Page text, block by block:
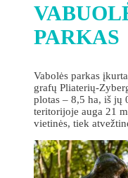
PARKAS
Vabolės parkas
grafų Pliaterių-
plotas – 8,5 ha, iš jų
teritorijoje auga 21
vietinės, tiek